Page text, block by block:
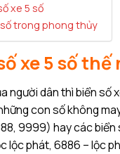
xe 5 số
số trong phong thủy
xe 5 số thế
người dân thì biển số
con số không
9999) hay các biển
lộc phát, 6886 – lộc